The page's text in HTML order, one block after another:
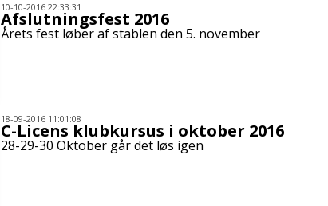
10-10-2016 22:33:31
Afslutningsfest 2016
Årets fest løber af stablen den 5. november
18-09-2016 11:01:08
C-Licens klubkursus i oktober 2016
28-29-30 Oktober går det løs igen